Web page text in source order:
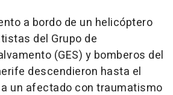
a bordo de un helicóptero
del Grupo de
(GES) y bomberos del
descendieron hasta el
un afectado con traumatismo